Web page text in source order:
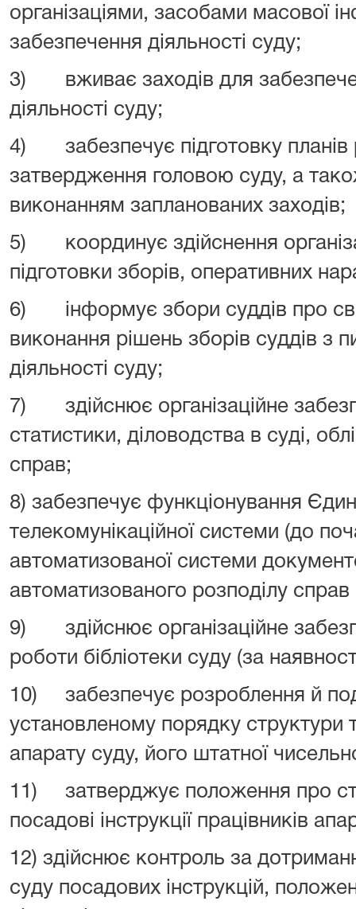
організаціями, засобами масової
забезпечення діяльності суду;
3) вживає заходів для
діяльності суду;
4) забезпечує підготовку планів
затвердження головою суду, а
виконанням запланованих заходів;
5) координує здійснення
підготовки зборів, оперативних
6) інформує збори суддів про
виконання рішень зборів суддів з
діяльності суду;
7) здійснює організаційне
статистики, діловодства в суді,
справ;
8) забезпечує функціонування
телекомунікаційної системи (до
автоматизованої системи
автоматизованого розподілу
9) здійснює організаційне
роботи бібліотеки суду (за
10) забезпечує розроблення й
установленому порядку структури
апарату суду, його штатної
11) затверджує положення про
посадові інструкції працівників
12) здійснює контроль за
суду посадових інструкцій,